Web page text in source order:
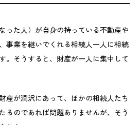
った人）が自身の持っている不動産や
事業を継いでくれる相続人一人に相続
。そうすると、財産が一人に集中して
産が潤沢にあって、ほかの相続人たち
るのであれば問題ありませんが、そう